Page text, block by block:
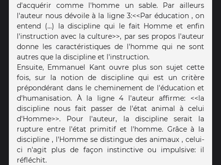
d'acquérir comme l'homme un sable. Par ailleurs
l'auteur nous dévoile à la ligne 3:<<Par éducation , on
entend (...) la discipline qui le fait Homme et enfin
l'instruction avec la culture>>, par ses propos l'auteur
donne les caractéristiques de l'homme qui ne sont
autres que la discipline et l'instruction.
Ensuite, Emmanuel Kant ouvre plus son sujet cette
fois, sur la notion de discipline qui est un critère
prépondérant dans le cheminement de l'éducation et
d'humanisation. À la ligne 4 l'auteur affirme: <<la
discipline nous fait passer de l'état animal à celui
d'Homme>>. Pour l'auteur, la discipline serait la
rupture entre l'état primitif et l'homme. Grâce à la
discipline , l'Homme se distingue des animaux , celui-
ci n'agit plus de façon instinctive ou impulsive: il
réfléchit.